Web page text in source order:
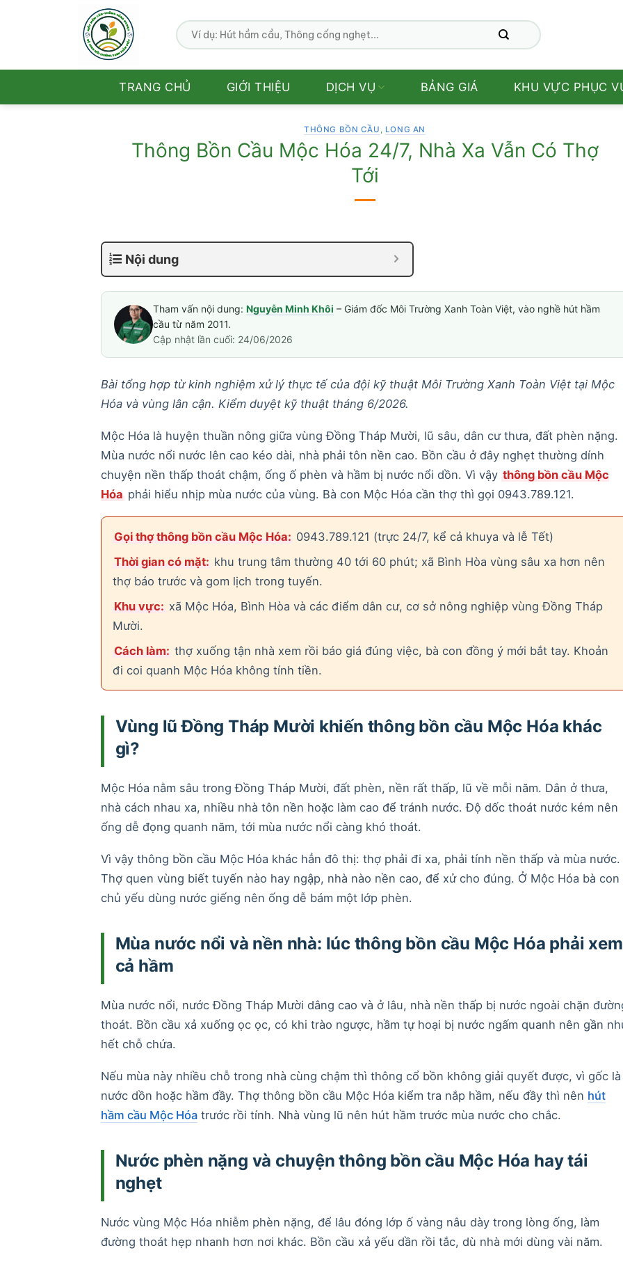
TRANG CHỦ GIỚI THIỆU DỊCH VỤ BẢNG GIÁ KHU VỰC PHỤC
THÔNG BỒN CẦU , LONG AN
Thông Bồn Cầu Mộc Hóa 24/7, Nhà Xa Vẫn Có Thợ
Tới
Nội dung
Tham vấn nội dung: Nguyễn Minh Khôi – Giám đốc Môi Trường Xanh Toàn Việt, vào nghề hút hầm
cầu từ năm 2011.
Cập nhật lần cuối: 24/06/2026
Bài tổng hợp từ kinh nghiệm xử lý thực tế của đội kỹ thuật Môi Trường Xanh Toàn Việt tại Mộc
Hóa và vùng lân cận. Kiểm duyệt kỹ thuật tháng 6/2026.
Mộc Hóa là huyện thuần nông giữa vùng Đồng Tháp Mười, lũ sâu, dân cư thưa, đất phèn nặng.
Mùa nước nổi nước lên cao kéo dài, nhà phải tôn nền cao. Bồn cầu ở đây nghẹt thường dính
chuyện nền thấp thoát chậm, ống ố phèn và hầm bị nước nổi dồn. Vì vậy thông bồn cầu Mộc
Hóa phải hiểu nhịp mùa nước của vùng. Bà con Mộc Hóa cần thợ thì gọi 0943.789.121.
Gọi thợ thông bồn cầu Mộc Hóa: 0943.789.121 (trực 24/7, kể cả khuya và lễ Tết)
Thời gian có mặt: khu trung tâm thường 40 tới 60 phút; xã Bình Hòa vùng sâu xa hơn nên
thợ báo trước và gom lịch trong tuyến.
Khu vực: xã Mộc Hóa, Bình Hòa và các điểm dân cư, cơ sở nông nghiệp vùng Đồng Tháp
Mười.
Cách làm: thợ xuống tận nhà xem rồi báo giá đúng việc, bà con đồng ý mới bắt tay. Khoản
đi coi quanh Mộc Hóa không tính tiền.
Vùng lũ Đồng Tháp Mười khiến thông bồn cầu Mộc Hóa khác
gì?
Mộc Hóa nằm sâu trong Đồng Tháp Mười, đất phèn, nền rất thấp, lũ về mỗi năm. Dân ở thưa,
nhà cách nhau xa, nhiều nhà tôn nền hoặc làm cao để tránh nước. Độ dốc thoát nước kém nên
ống dễ đọng quanh năm, tới mùa nước nổi càng khó thoát.
Vì vậy thông bồn cầu Mộc Hóa khác hẳn đô thị: thợ phải đi xa, phải tính nền thấp và mùa nước.
Thợ quen vùng biết tuyến nào hay ngập, nhà nào nền cao, để xử cho đúng. Ở Mộc Hóa bà con
chủ yếu dùng nước giếng nên ống dễ bám một lớp phèn.
Mùa nước nổi và nền nhà: lúc thông bồn cầu Mộc Hóa phải xem
cả hầm
Mùa nước nổi, nước Đồng Tháp Mười dâng cao và ở lâu, nhà nền thấp bị nước ngoài chặn
thoát. Bồn cầu xả xuống ọc ọc, có khi trào ngược, hầm tự hoại bị nước ngấm quanh nên gần
hết chỗ chứa.
Nếu mùa này nhiều chỗ trong nhà cùng chậm thì thông cổ bồn không giải quyết được, vì gốc là
nước dồn hoặc hầm đầy. Thợ thông bồn cầu Mộc Hóa kiểm tra nắp hầm, nếu đầy thì nên hút
hầm cầu Mộc Hóatrước rồi tính. Nhà vùng lũ nên hút hầm trước mùa nước cho chắc.
Nước phèn nặng và chuyện thông bồn cầu Mộc Hóa hay tái
nghẹt
Nước vùng Mộc Hóa nhiễm phèn nặng, để lâu đóng lớp ố vàng nâu dày trong lòng ống, làm
đường thoát hẹp nhanh hơn nơi khác. Bồn cầu xả yếu dần rồi tắc, dù nhà mới dùng vài năm.